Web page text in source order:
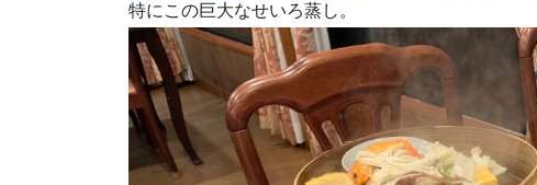
特にこの巨大なせいろ蒸し。